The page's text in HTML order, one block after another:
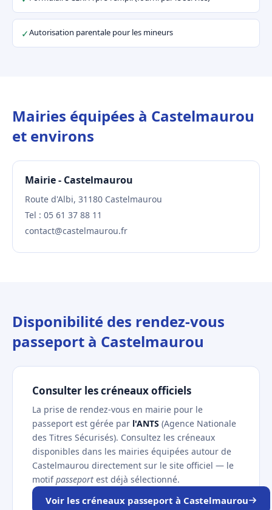
✓Autorisation parentale pour les mineurs
Mairies équipées à Castelmaurou
et environs
Mairie - Castelmaurou
Route d'Albi, 31180 Castelmaurou
Tel : 05 61 37 88 11
contact@castelmaurou.fr
Disponibilité des rendez-vous
passeport à Castelmaurou
Consulter les créneaux officiels
La prise de rendez-vous en mairie pour le
passeport est gérée par l'ANTS (Agence Nationale
des Titres Sécurisés). Consultez les créneaux
disponibles dans les mairies équipées autour de
Castelmaurou directement sur le site officiel — le
motifpasseport est déjà sélectionné.
Voir les créneaux passeport à Castelmaurou